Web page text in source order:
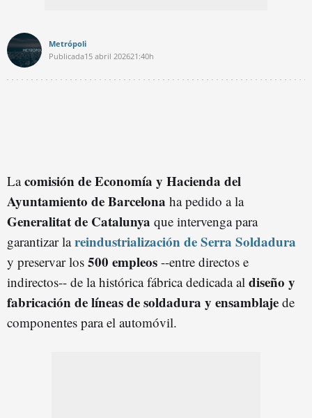
Metrópoli
Publicada15 abril 202621:40h
Lacomisión de Economía y Hacienda del
Ayuntamiento de Barcelona ha pedido a la
Generalitat de Catalunya que intervenga para
garantizar lareindustrialización de Serra Soldadura
y preservar los 500 empleos --entre directos e
indirectos-- de la histórica fábrica dedicada al diseño y
fabricación de líneas de soldadura y ensamblaje de
componentes para el automóvil.